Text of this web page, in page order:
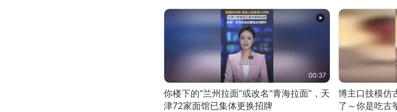
我没绷住
00:37
你楼下的“兰州拉面”或改名“青海拉面”，天
津72家面馆已集体更换招牌
博主口技模仿
了～你是吃古